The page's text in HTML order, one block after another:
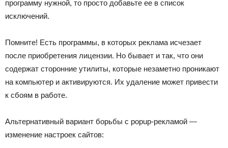
программу нужной, то просто добавьте ее в список
исключений.
Помните! Есть программы, в которых реклама исчезает
после приобретения лицензии. Но бывает и так, что они
содержат сторонние утилиты, которые незаметно проникают
на компьютер и активируются. Их удаление может привести
к сбоям в работе.
Альтернативный вариант борьбы с popup-рекламой —
изменение настроек сайтов: